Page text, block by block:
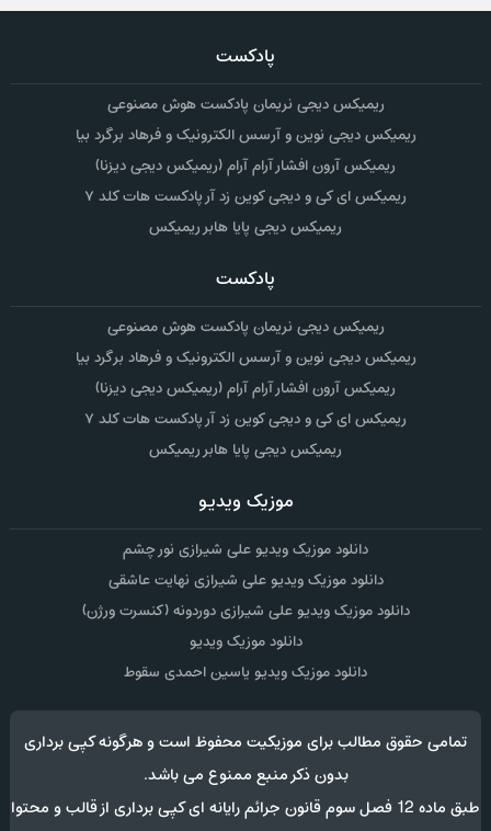
پادکست
ریمیکس دیجی نریمان پادکست هوش مصنوعی
ریمیکس دیجی نوین و آرسس الکترونیک و فرهاد برگرد بیا
ریمیکس آرون افشار آرام آرام (ریمیکس دیجی دیزنا)
ریمیکس ای کی و دیجی کوین زد آر پادکست هات کلد ۷
ریمیکس دیجی پایا هابر ریمیکس
پادکست
ریمیکس دیجی نریمان پادکست هوش مصنوعی
ریمیکس دیجی نوین و آرسس الکترونیک و فرهاد برگرد بیا
ریمیکس آرون افشار آرام آرام (ریمیکس دیجی دیزنا)
ریمیکس ای کی و دیجی کوین زد آر پادکست هات کلد ۷
ریمیکس دیجی پایا هابر ریمیکس
موزیک ویدیو
دانلود موزیک ویدیو علی شیرازی نور چشم
دانلود موزیک ویدیو علی شیرازی نهایت عاشقی
دانلود موزیک ویدیو علی شیرازی دوردونه (کنسرت ورژن)
دانلود موزیک ویدیو
دانلود موزیک ویدیو یاسین احمدی سقوط
تمامی حقوق مطالب برای موزیکیت محفوظ است و هرگونه کپی برداری
بدون ذکر منبع ممنوع می باشد.
طبق ماده 12 فصل سوم قانون جرائم رایانه ای کپی برداری از قالب و محتوا